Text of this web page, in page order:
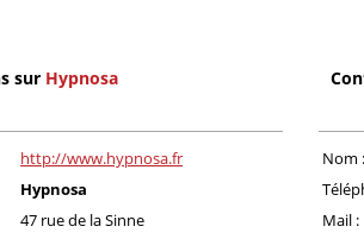
sur Hypnosa
http://www.hypnosa.fr
Hypnosa
47 rue de la Sinne
Nom :
Mail :